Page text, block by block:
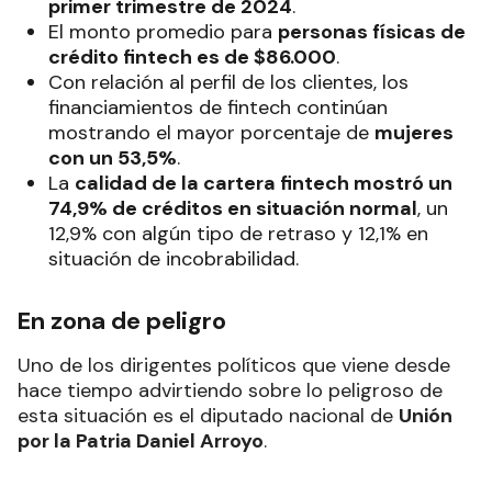
primer trimestre de 2024.
El monto promedio para personas físicas de
crédito fintech es de $86.000.
Con relación al perfil de los clientes, los
financiamientos de fintech continúan
mostrando el mayor porcentaje de mujeres
con un 53,5%.
La calidad de la cartera fintech mostró un
74,9% de créditos en situación normal, un
12,9% con algún tipo de retraso y 12,1% en
situación de incobrabilidad.
En zona de peligro
Uno de los dirigentes políticos que viene desde
hace tiempo advirtiendo sobre lo peligroso de
esta situación es el diputado nacional de Unión
por la Patria Daniel Arroyo.